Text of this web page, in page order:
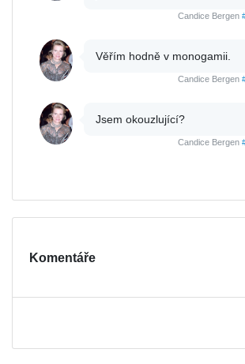
Candice Bergen
Věřím hodně v monogamii.
Candice Bergen
Jsem okouzlující?
Candice Bergen
Komentáře